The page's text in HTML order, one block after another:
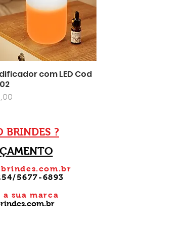
Visualização rápida
com LED Cod
BRINDES ?
sua marca
5677-6893